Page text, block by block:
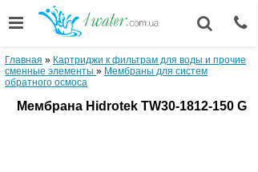
Главная » Картриджи к фильтрам для воды и прочие
сменные элементы » Мембраны для систем
обратного осмоса
Мембрана Hidrotek TW30-1812-150 G